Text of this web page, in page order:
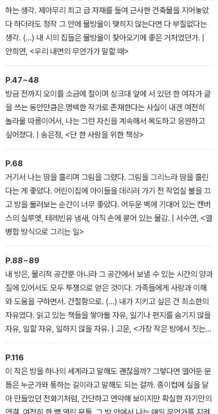
하는 생각. 제아무리 최고 급 자재를 들여 근사한 건축물을 지어놓았
다 하더라도 정작 그 안에 물방울이 맺히지 않는다면 다 부질없다는
생각. (…) 내 시의 집들은 물방울이 찾아오기에 좋은 거처였던가. |
안희연, <우리 내면의 무언가가 말할 때>
P.47~48
방금 전까지 오이를 소금에 절이며 싱크대 앞에 서 있던 한 여자가 글
을 쓰는 동안만큼은 명백한 작가로 존재한다는 사실이 내겐 여전히
놀라울 따름이어서, 나는 그런 자신을 계속해서 목도하고 응원하고
싶어졌다. | 송은정, <단 한 사람을 위한 책상>
P.68
거기서 나는 땀을 흘리며 그림을 그렸다. 그림을 그리느라 땀을 흘린
다는 게 좋았다. 어린이집에 아이들을 데리러 가기 전 작업실 불을 끄
고 방을 둘러보는 순간이 너무 좋았다. 어두운 벽에 기대어 있는 캔버
스의 실루엣, 테레빈유 냄새, 아직 손에 묻어 있는 물감. | 서수연, <열
병합 방식으로 그리는 일>
P.88~89
내 방은, 물리적 공간뿐 아니라 그 공간에서 보낼 수 있는 시간의 양과
질에 있어서도 모두 투쟁으로 얻은 것이다. 가족들에게 사랑과 이해
와 도움을 구하면서. 간절함으로. (…) 내가 지키고 싶은 건 최소한의
자유였다. 읽고 있는 책들을 쌓아둘 자유, 일기나 편지를 숨기지 않을
자유, 일할 자유, 일하지 않을 자유. | 고운, <가장 작은 방에서 짓는
것들>
P.116
이 작은 방을 하나의 세계라고 말해도 괜찮을까? 그렇다면 열어둔 문
틈은 누군가와 통하는 길이라고 말해도 되는 걸까. 종이컵에 실을 달
아 만들었던 전화기처럼, 간단하고 연약해 보이지만 확실한 자기만의
연결. 여전히 한 뼘 열린 문틈, 그 방 안에서 나는 매일 무언가를 지켜